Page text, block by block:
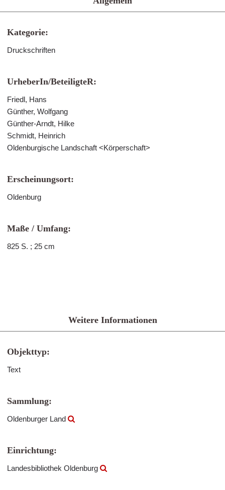
Kategorie:
Druckschriften
UrheberIn/BeteiligteR:
Friedl, Hans
Günther, Wolfgang
Günther-Arndt, Hilke
Schmidt, Heinrich
Oldenburgische Landschaft <Körperschaft>
Erscheinungsort:
Oldenburg
Maße / Umfang:
825 S. ; 25 cm
Weitere Informationen
Objekttyp:
Text
Sammlung:
Oldenburger Land
Einrichtung:
Landesbibliothek Oldenburg